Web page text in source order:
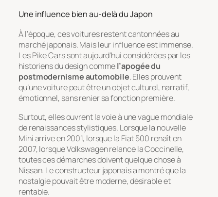
Une influence bien au-delà du Japon
À l’époque, ces voitures restent cantonnées au
marché japonais. Mais leur influence est immense.
Les Pike Cars sont aujourd’hui considérées par les
historiens du design commel’apogée du
postmodernisme automobile. Elles prouvent
qu’une voiture peut être un objet culturel, narratif,
émotionnel, sans renier sa fonction première.
Surtout, elles ouvrent la voie à une vague mondiale
de renaissances stylistiques. Lorsque la nouvelle
Mini arrive en 2001, lorsque la Fiat 500 renaît en
2007, lorsque Volkswagen relance la Coccinelle,
toutes ces démarches doivent quelque chose à
Nissan. Le constructeur japonais a montré que la
nostalgie pouvait être moderne, désirable et
rentable.